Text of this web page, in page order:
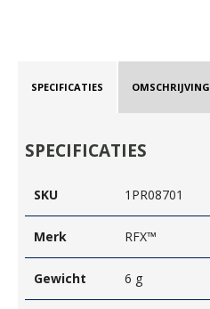
SPECIFICATIES OMSCHRIJVING
SPECIFICATIES
SKU 1PR08701
Merk RFX™
Gewicht 6 g